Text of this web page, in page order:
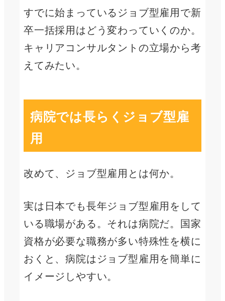
すでに始まっているジョブ型雇用で新
卒一括採用はどう変わっていくのか。
キャリアコンサルタントの立場から考
えてみたい。
病院では長らくジョブ型雇
用
改めて、ジョブ型雇用とは何か。
実は日本でも長年ジョブ型雇用をして
いる職場がある。それは病院だ。国家
資格が必要な職務が多い特殊性を横に
おくと、病院はジョブ型雇用を簡単に
イメージしやすい。